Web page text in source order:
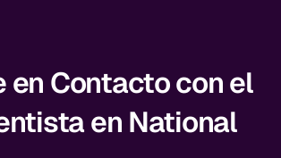
en Contacto con el
en National